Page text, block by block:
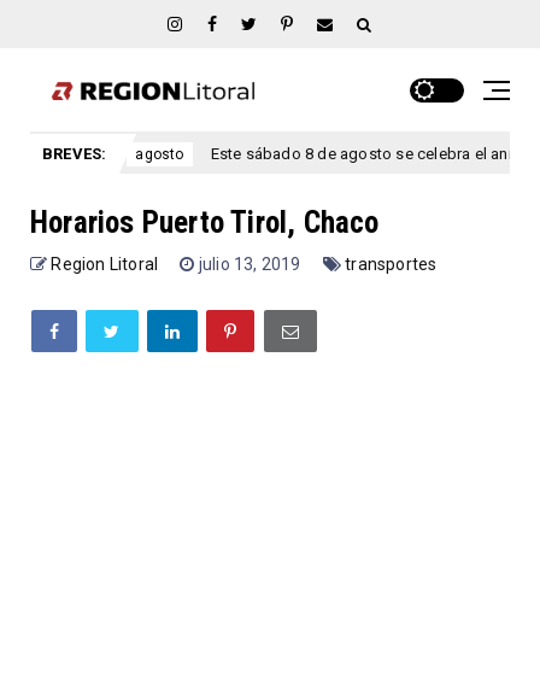
BREVES:
agosto Este sábado 8 de agosto se celebra el aniversario San
Horarios Puerto Tirol, Chaco
Region Litoral julio 13, 2019 transportes